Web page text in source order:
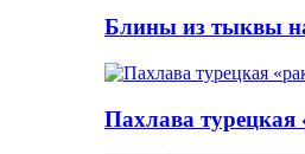
Блины из тыквы
Пахлава